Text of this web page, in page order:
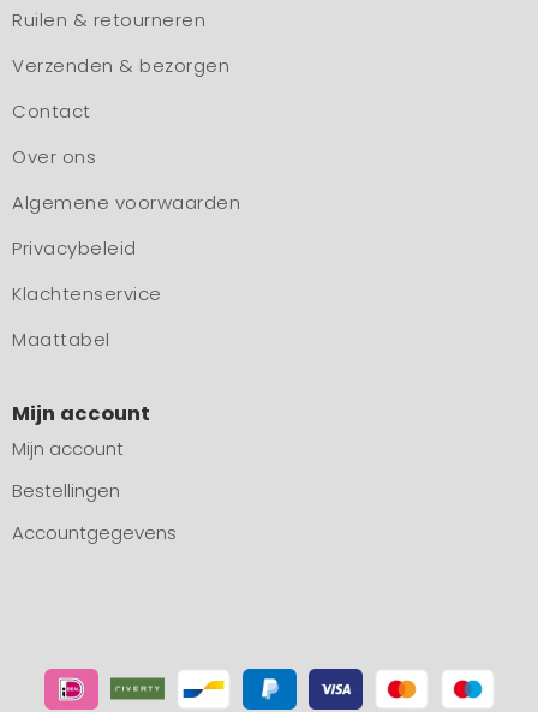
Ruilen & retourneren
Verzenden & bezorgen
Contact
Over ons
Algemene voorwaarden
Privacybeleid
Klachtenservice
Maattabel
Mijn account
Mijn account
Bestellingen
Accountgegevens